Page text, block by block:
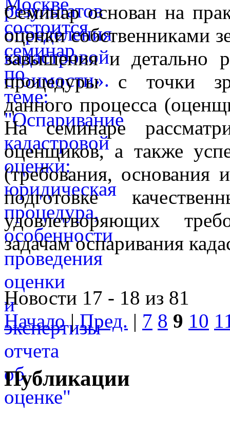
Семинар основан на
оценки собственниками
завышения и детально
процедуры с точки
данного процесса
На семинаре
оценщиков, а также
(требования, основания
подготовке
удовлетворяющих
задачам оспаривания
Новости 17 - 18 из 81
Начало|Пред. | 7 8 9 10
Публикации